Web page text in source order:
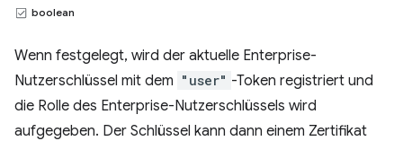
boolean
Wenn festgelegt, wird der aktuelle Enterprise-
Nutzerschlüssel mit dem "user" -Token registriert und
die Rolle des Enterprise-Nutzerschlüssels wird
aufgegeben. Der Schlüssel kann dann einem Zertifikat